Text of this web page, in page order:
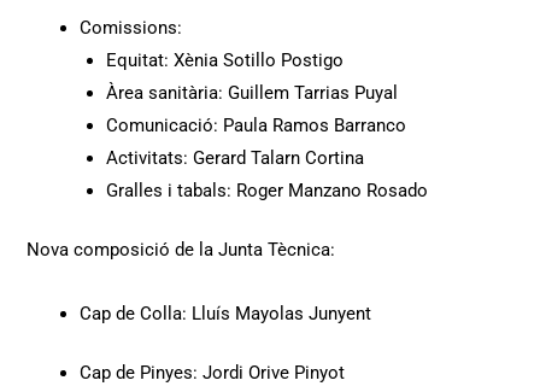
Comissions:
Equitat: Xènia Sotillo Postigo
Àrea sanitària: Guillem Tarrias Puyal
Comunicació: Paula Ramos Barranco
Activitats: Gerard Talarn Cortina
Gralles i tabals: Roger Manzano Rosado
Nova composició de la Junta Tècnica:
Cap de Colla: Lluís Mayolas Junyent
Cap de Pinyes: Jordi Orive Pinyot